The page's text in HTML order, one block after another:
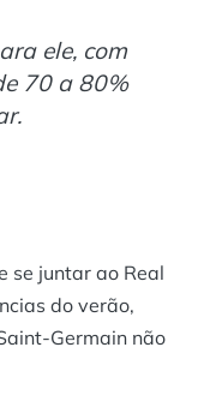
ele, com
70 a 80%
se juntar ao Real
do verão,
Germain não